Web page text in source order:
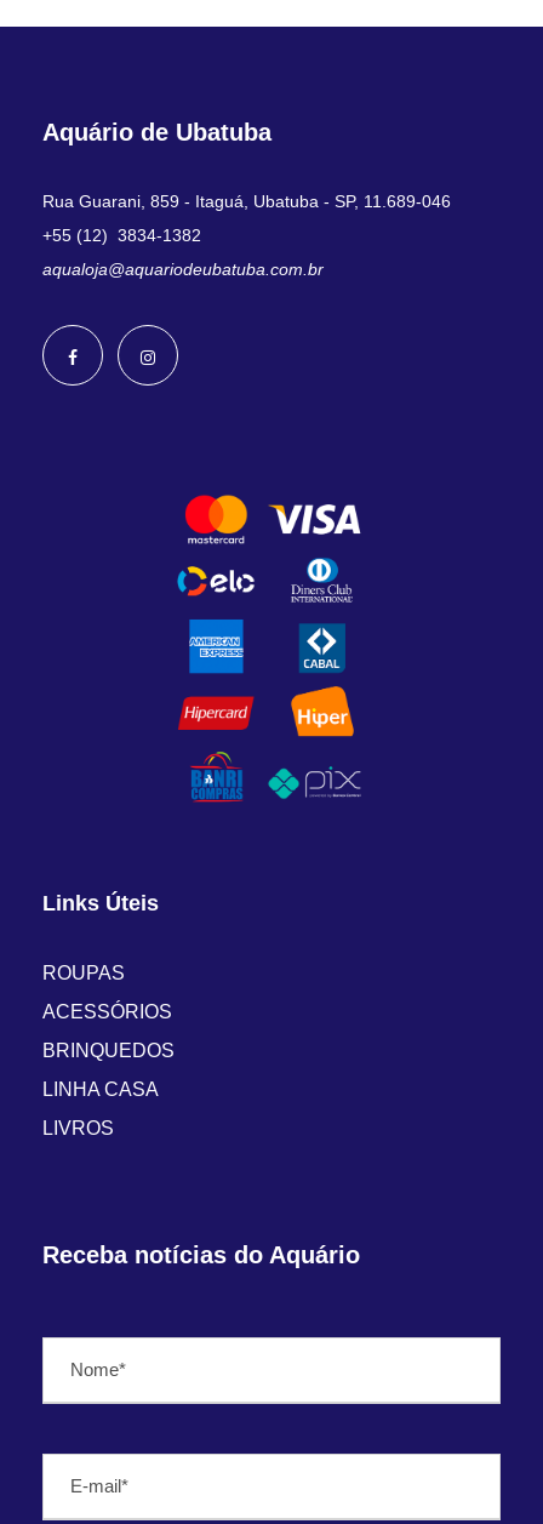
Aquário de Ubatuba
Rua Guarani, 859 - Itaguá, Ubatuba - SP, 11.689-046
+55 (12) 3834-1382
aqualoja@aquariodeubatuba.com.br
Links Úteis
ROUPAS
ACESSÓRIOS
BRINQUEDOS
LINHA CASA
LIVROS
Receba notícias do Aquário